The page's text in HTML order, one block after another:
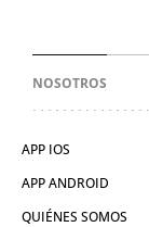
NOSOTROS
APP IOS
APP ANDROID
QUIÉNES SOMOS